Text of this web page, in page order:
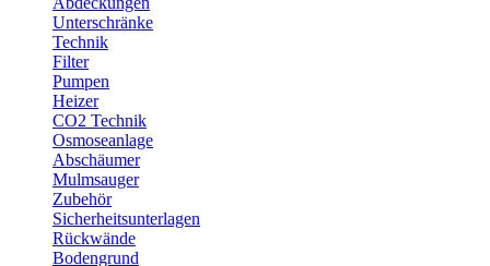
Unterschränke
Technik
Filter
Pumpen
Heizer
CO2 Technik
Osmoseanlage
Abschäumer
Mulmsauger
Zubehör
Sicherheitsunterlagen
Rückwände
Bodengrund